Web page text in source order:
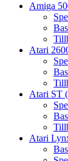
Amiga
Atari
Atari ST
Atari